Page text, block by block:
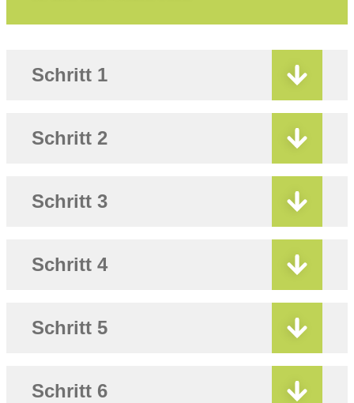
Schritt 1
Schritt 2
Schritt 3
Schritt 4
Schritt 5
Schritt 6